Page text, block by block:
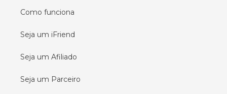
Como funciona
Seja um iFriend
Seja um Afiliado
Seja um Parceiro